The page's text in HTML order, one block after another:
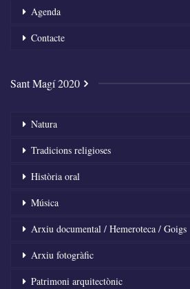
Agenda
Contacte
Sant Magí 2020
Natura
Tradicions religioses
Història oral
Música
Arxiu documental / Hemeroteca / Goigs
Arxiu fotogràfic
Patrimoni arquitectònic